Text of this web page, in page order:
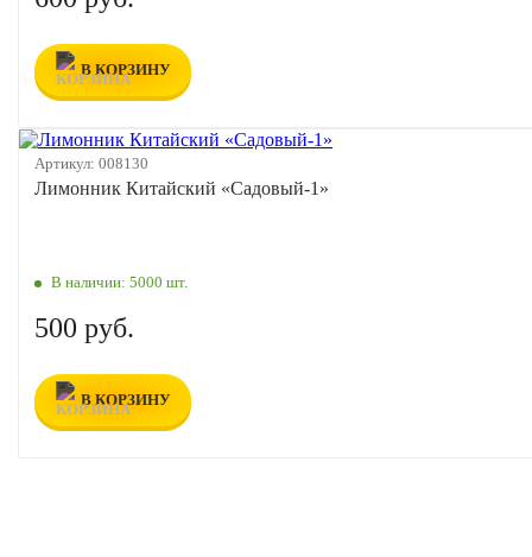
В КОРЗИНУ
Артикул: 008130
Лимонник Китайский «Садовый-1»
В наличии: 5000 шт.
500 руб.
В КОРЗИНУ